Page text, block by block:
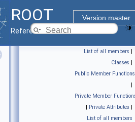
ROOT
Version master
Reference Guide
List of all members |
Classes |
Public Member Functions
|
Private Member
| Private Attributes |
List of all members